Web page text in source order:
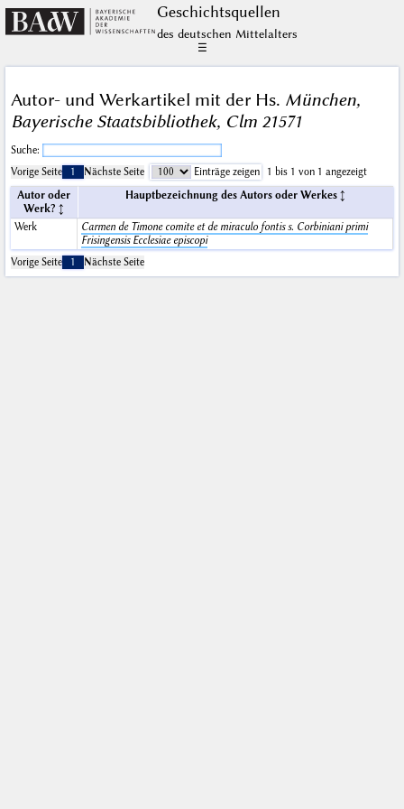
Geschichts­quellen
des deutschen Mittelalters
☰
Autor- und Werkartikel mit der Hs. München,
Bayerische Staatsbibliothek, Clm 21571
Suche:
Vorige Seite
1 Nächste Seite Einträge zeigen
1 bis 1 von 1 angezeigt
Autor oder
Werk?
Hauptbezeichnung des Autors oder Werkes
Werk
Carmen de Timone comite et de miraculo fontis s. Corbiniani primi
Frisingensis Ecclesiae episcopi
Vorige Seite
1 Nächste Seite